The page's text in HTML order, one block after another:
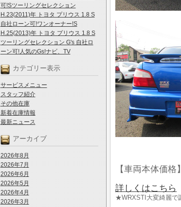
可!Sツーリングセレクション
H.23(2011)年 トヨタ プリウス 1.8 S
自社ローン可!ワンオーナー!S
H.25(2013)年 トヨタ プリウス 1.8 S
ツーリングセレクション G's 自社ロ
ーン可!人気のGs!ナビ、TV
カテゴリー表示
サービスメニュー
スタッフ紹介
その他在庫
新着在庫情報
最新ニュース
アーカイブ
2026年8月
2026年7月
2026年6月
2026年5月
2026年4月
2026年3月
【車両本体価格】
詳しくはこちら
★WRXSTI大変綺麗で